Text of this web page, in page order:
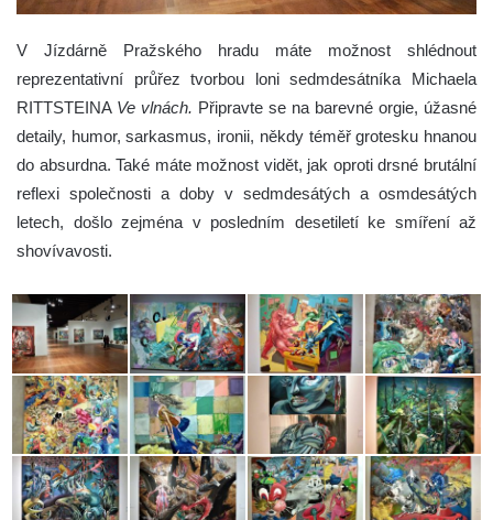
V Jízdárně Pražského hradu máte možnost shlédnout
reprezentativní průřez tvorbou loni sedmdesátníka Michaela
RITTSTEINA Ve vlnách. Připravte se na barevné orgie, úžasné
detaily, humor, sarkasmus, ironii, někdy téměř grotesku hnanou
do absurdna. Také máte možnost vidět, jak oproti drsné brutální
reflexi společnosti a doby v sedmdesátých a osmdesátých
letech, došlo zejména v posledním desetiletí ke smíření až
shovívavosti.